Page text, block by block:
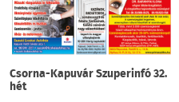
Csorna-Kapuvár Szuperinfó 32.
hét